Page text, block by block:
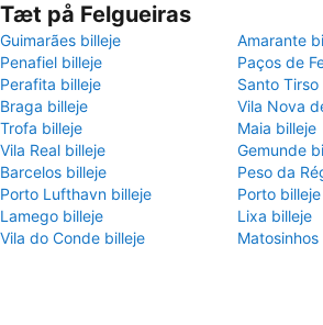
Tæt på Felgueiras
Guimarães billeje
Amarante
Penafiel billeje
Paços de
Perafita billeje
Santo Tirso
Braga billeje
Vila Nova
Trofa billeje
Maia billeje
Vila Real billeje
Gemunde
Barcelos billeje
Peso da
Porto Lufthavn billeje
Porto billeje
Lamego billeje
Lixa billeje
Vila do Conde billeje
Matosinhos